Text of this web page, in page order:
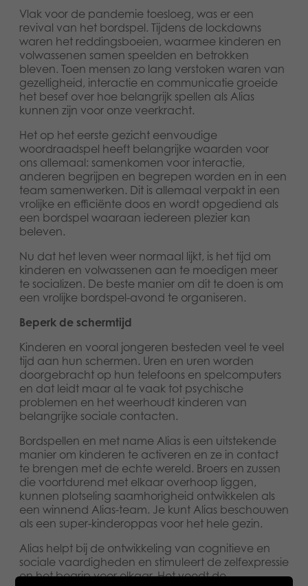
Vlak voor de pandemie toesloeg, was er een
revival van het bordspel. Tijdens de lockdowns
waren het reddingsboeien, waarmee kinderen en
volwassenen samen speelden en betrokken
bleven. Toen mensen zo lang verstoken waren van
gezelligheid, interactie en communicatie groeide
het besef over hoe belangrijk spellen als Alias
kunnen zijn voor onze veerkracht.
Het op het eerste gezicht eenvoudige
woordraadspel heeft belangrijke waarden voor
ons allemaal: samenkomen voor interactie,
anderen begrijpen en begrepen worden en in een
team samenwerken. Dit is allemaal verpakt in een
vrolijke en efficiënte doos en wordt opgediend als
een bordspel waaraan iedereen plezier kan
beleven.
Nu dat het leven weer normaal lijkt, is het tijd om
kinderen en volwassenen aan te moedigen meer
te socializen. De beste manier om dit te doen is om
een vrolijke bordspel-avond te organiseren.
Beperk de schermtijd
Kinderen en vooral jongeren besteden veel te veel
tijd aan hun schermen. Uren en uren worden
doorgebracht op hun telefoons en spelcomputers
en dat leidt maar al te vaak tot psychische
problemen en het weerhoudt kinderen van
belangrijke sociale contacten.
Bordspellen en met name Alias is een uitstekende
manier om kinderen te activeren en ze in contact
te brengen met de echte wereld. Broers en zussen
die voortdurend met elkaar overhoop liggen,
kunnen plotseling saamhorigheid ontwikkelen als
een winnend Alias-team. Je kunt Alias beschouwen
als een super-kinderoppas voor het hele gezin.
Alias helpt bij de ontwikkeling van cognitieve en
sociale vaardigheden en stimuleert de zelfexpressie
en het begrip voor elkaar. Het voedt de